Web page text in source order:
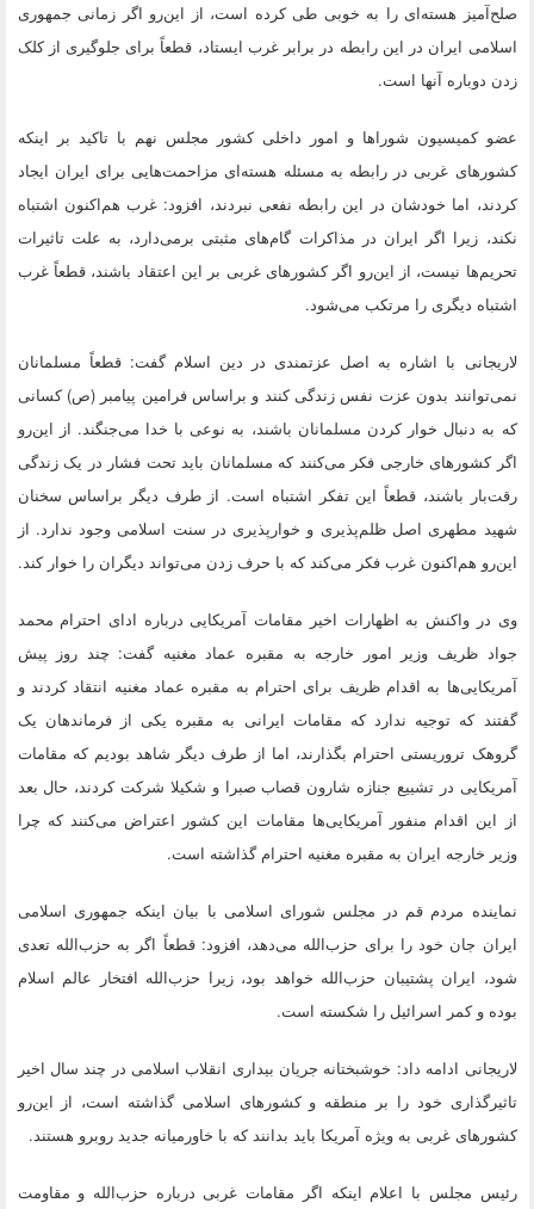
صلح‌آمیز هسته‌ای را به خوبی طی کرده است، از این‌رو اگر زمانی جمهوری
اسلامی ایران در این رابطه در برابر غرب ایستاد، قطعاً برای جلوگیری از کلک
زدن دوباره آنها است.
عضو کمیسیون شوراها و امور داخلی کشور مجلس نهم با تاکید بر اینکه
کشورهای غربی در رابطه به مسئله هسته‌ای مزاحمت‌هایی برای ایران ایجاد
کردند، اما خودشان در این رابطه نفعی نبردند، افزود: غرب هم‌اکنون اشتباه
نکند، زیرا اگر ایران در مذاکرات گام‌های مثبتی برمی‌دارد، به علت تاثیرات
تحریم‌ها نیست، از این‌رو اگر کشورهای غربی بر این اعتقاد باشند، قطعاً غرب
اشتباه دیگری را مرتکب می‌شود.
لاریجانی با اشاره به اصل عزتمندی در دین اسلام گفت: قطعاً مسلمانان
نمی‌توانند بدون عزت نفس زندگی کنند و براساس فرامین پیامبر (ص) کسانی
که به دنبال خوار کردن مسلمانان باشند، به نوعی با خدا می‌جنگند. از این‌رو
اگر کشورهای خارجی فکر می‌کنند که مسلمانان باید تحت فشار در یک زندگی
رقت‌بار باشند، قطعاً این تفکر اشتباه است. از طرف دیگر براساس سخنان
شهید مطهری اصل ظلم‌پذیری و خوارپذیری در سنت اسلامی وجود ندارد. از
این‌رو هم‌اکنون غرب فکر می‌کند که با حرف زدن می‌تواند دیگران را خوار کند.
وی در واکنش به اظهارات اخیر مقامات آمریکایی درباره ادای احترام محمد
جواد ظریف وزیر امور خارجه به مقبره عماد مغنیه گفت: چند روز پیش
آمریکایی‌ها به اقدام ظریف برای احترام به مقبره عماد مغنیه انتقاد کردند و
گفتند که توجیه ندارد که مقامات ایرانی به مقبره یکی از فرماندهان یک
گروهک تروریستی احترام بگذارند، اما از طرف دیگر شاهد بودیم که مقامات
آمریکایی در تشییع جنازه شارون قصاب صبرا و شکیلا شرکت کردند، حال بعد
از این اقدام منفور آمریکایی‌ها مقامات این کشور اعتراض می‌کنند که چرا
وزیر خارجه ایران به مقبره مغنیه احترام گذاشته است.
نماینده مردم قم در مجلس شورای اسلامی با بیان اینکه جمهوری اسلامی
ایران جان خود را برای حزب‌الله می‌دهد، افزود: قطعاً اگر به حزب‌الله تعدی
شود، ایران پشتیبان حزب‌الله خواهد بود، زیرا حزب‌الله افتخار عالم اسلام
بوده و کمر اسرائیل را شکسته است.
لاریجانی ادامه داد: خوشبختانه جریان بیداری انقلاب اسلامی در چند سال اخیر
تاثیرگذاری خود را بر منطقه و کشورهای اسلامی گذاشته است، از این‌رو
کشورهای غربی به ویژه آمریکا باید بدانند که با خاورمیانه جدید روبرو هستند.
رئیس مجلس با اعلام اینکه اگر مقامات غربی درباره حزب‌الله و مقاومت